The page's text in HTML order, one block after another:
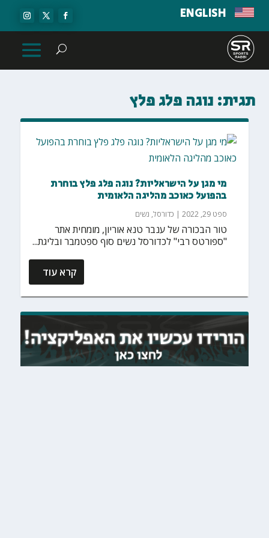
ENGLISH
תגית: נוגה פלג פלץ
מי מגן על הישראליות? נוגה פלג פלץ בוחרת
בהפועל כאוכב מהליגה הלאומית
ספט 29, 2022 | כדורסל, נשים
טור הבכורה של ענבר טנא אוריון, מומחית אתר
"ספורטס רבי" לכדורסל נשים סוף ספטמבר ובליגת...
קרא עוד